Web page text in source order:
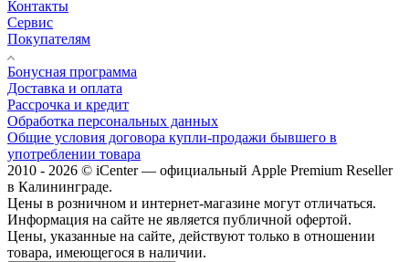
Контакты
Сервис
Покупателям
Бонусная программа
Доставка и оплата
Рассрочка и кредит
Обработка персональных данных
Общие условия договора купли-продажи бывшего в
употреблении товара
2010 - 2026 © iCenter — официальный Apple Premium Reseller
в Калининграде.
Цены в розничном и интернет-магазине могут отличаться.
Информация на сайте не является публичной офертой.
Цены, указанные на сайте, действуют только в отношении
товара, имеющегося в наличии.